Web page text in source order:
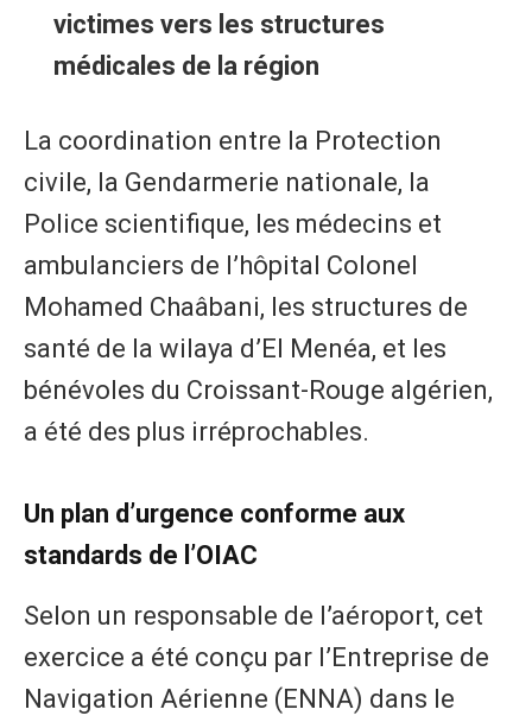
victimes vers les structures
médicales de la région
La coordination entre la Protection
civile, la Gendarmerie nationale, la
Police scientifique, les médecins et
ambulanciers de l’hôpital Colonel
Mohamed Chaâbani, les structures de
santé de la wilaya d’El Menéa, et les
bénévoles du Croissant-Rouge algérien,
a été des plus irréprochables.
Un plan d’urgence conforme aux
standards de l’OIAC
Selon un responsable de l’aéroport, cet
exercice a été conçu par l’Entreprise de
Navigation Aérienne (ENNA) dans le